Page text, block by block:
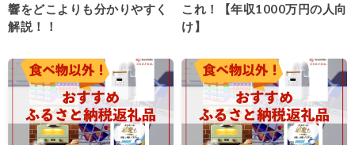
響をどこよりも分かりやすく
解説！！
これ！【年収1000万円の人向
け】